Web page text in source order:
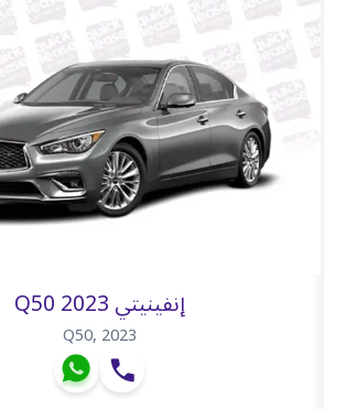
إنفينيتي Q50 2023
Q50,2023